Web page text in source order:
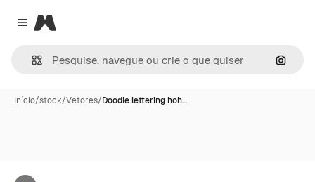
Close menu
Magnific
Início/stock/Vetores/Doodle lettering hoh…